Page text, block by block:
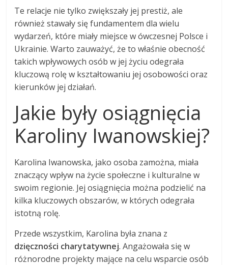
Te relacje nie tylko zwiększały jej prestiż, ale
również stawały się fundamentem dla wielu
wydarzeń, które miały miejsce w ówczesnej Polsce i
Ukrainie. Warto zauważyć, że to właśnie obecność
takich wpływowych osób w jej życiu odegrała
kluczową rolę w kształtowaniu jej osobowości oraz
kierunków jej działań.
Jakie były osiągnięcia
Karoliny Iwanowskiej?
Karolina Iwanowska, jako osoba zamożna, miała
znaczący wpływ na życie społeczne i kulturalne w
swoim regionie. Jej osiągnięcia można podzielić na
kilka kluczowych obszarów, w których odegrała
istotną rolę.
Przede wszystkim, Karolina była znana z
dzięczności charytatywnej. Angażowała się w
różnorodne projekty mające na celu wsparcie osób